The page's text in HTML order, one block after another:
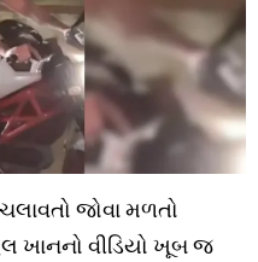
જોવા મળતો
ખાનનો વીડિયો ખૂબ જ